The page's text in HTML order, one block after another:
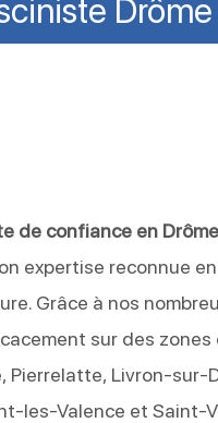
de confiance en Drôme
expertise reconnue en
Grâce à nos
sur des zones
Pierrelatte, Livron-
les-Valence et Saint-